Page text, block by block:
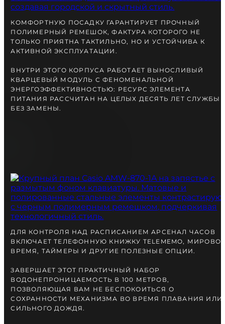
КОМФОРТНУЮ ПОСАДКУ ГАРАНТИРУЕТ ПРОЧНЫЙ
ПОЛИМЕРНЫЙ РЕМЕШОК, ФАКТУРА КОТОРОГО НЕ
ТОЛЬКО ПРИЯТНА ТАКТИЛЬНО, НО И УСТОЙЧИВА К
АКТИВНОЙ ЭКСПЛУАТАЦИИ.
ВНУТРИ ЭТОГО КОРПУСА РАБОТАЕТ ВЫНОСЛИВЫЙ
КВАРЦЕВЫЙ МОДУЛЬ С ФЕНОМЕНАЛЬНОЙ
ЭНЕРГОЭФФЕКТИВНОСТЬЮ: РЕСУРС ЭЛЕМЕНТА
ПИТАНИЯ РАССЧИТАН НА ЦЕЛЫХ ДЕСЯТЬ ЛЕТ СЛУЖБЫ
БЕЗ ЗАМЕНЫ.
ДЛЯ КОНТРОЛЯ НАД РАСПИСАНИЕМ АРСЕНАЛ ЧАСОВ
ВКЛЮЧАЕТ ТЕЛЕФОННУЮ КНИЖКУ TELEMEMO,
ВРЕМЯ, ТАЙМЕРЫ И ДРУГИЕ ПОЛЕЗНЫЕ ОПЦИИ.
ЗАВЕРШАЕТ ЭТОТ ПРАКТИЧНЫЙ НАБОР
ВОДОНЕПРОНИЦАЕМОСТЬ В 100 МЕТРОВ,
ПОЗВОЛЯЮЩАЯ ВАМ НЕ БЕСПОКОИТЬСЯ О
СОХРАННОСТИ МЕХАНИЗМА ВО ВРЕМЯ ПЛАВАНИЯ ИЛИ
СИЛЬНОГО ДОЖДЯ.